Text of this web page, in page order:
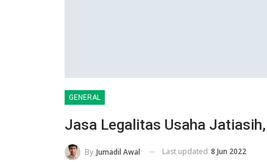
GENERAL
Jasa Legalitas Usaha
By Jumadil Awal Last updated 8 Jun 2022